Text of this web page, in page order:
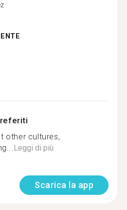
other cultures,
Leggi di più
Scarica la app